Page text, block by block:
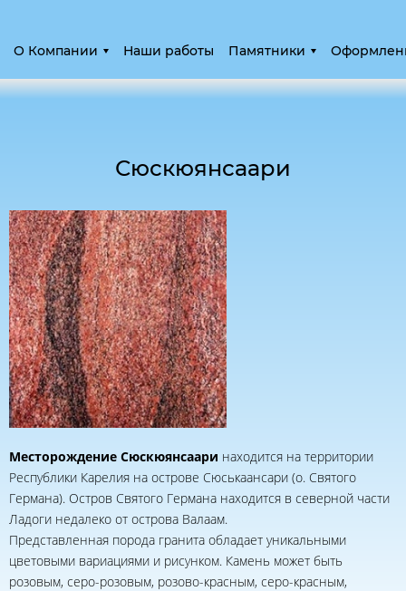
О Компании Наши работы Памятники
Сюскюянсаари
Месторождение Сюскюянсаари находится на территории
Республики Карелия на острове Сюськаансари (о. Святого
Германа). Остров Святого Германа находится в северной части
Ладоги недалеко от острова Валаам.
Представленная порода гранита обладает уникальными
цветовыми вариациями и рисунком. Камень может быть
розовым, серо-розовым, розово-красным, серо-красным,